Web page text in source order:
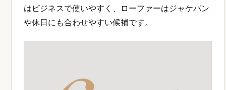
はビジネスで使いやすく、ローファーはジャケパン
や休日にも合わせやすい候補です。